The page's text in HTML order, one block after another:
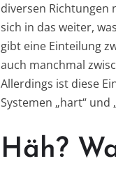
diversen Richtungen
sich in das weiter,
gibt eine Einteilung
auch manchmal
Allerdings ist diese
Systemen „hart“ und
Häh?